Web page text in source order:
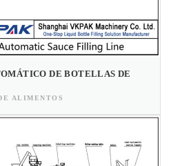
DE BOTELLAS DE
ALIMENTOS